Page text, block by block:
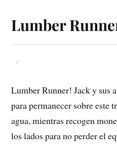
Lumber
Lumber Runner! Jack y sus
para permanecer sobre este
agua, mientras recogen
los lados para no perder el